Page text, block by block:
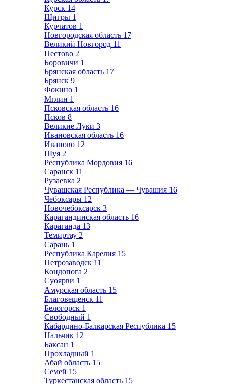
Курск 14
Щигры 1
Курчатов 1
Новгородская область 17
Великий Новгород 11
Пестово 2
Боровичи 1
Брянская область 17
Брянск 9
Фокино 1
Мглин 1
Псковская область 16
Псков 8
Великие Луки 3
Ивановская область 16
Иваново 12
Шуя 2
Республика Мордовия 16
Саранск 11
Рузаевка 2
Чувашская Республика — Чувашия 16
Чебоксары 12
Новочебоксарск 3
Карагандинская область 16
Караганда 13
Темиртау 2
Сарань 1
Республика Карелия 15
Петрозаводск 11
Кондопога 2
Суоярви 1
Амурская область 15
Благовещенск 11
Белогорск 1
Свободный 1
Кабардино-Балкарская Республика 15
Нальчик 12
Баксан 1
Прохладный 1
Абай область 15
Семей 15
Туркестанская область 15